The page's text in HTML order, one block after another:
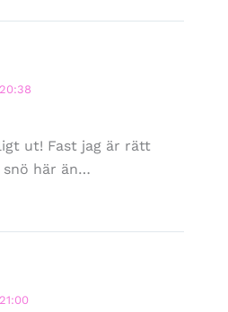
ut! Fast jag är rätt
här än…